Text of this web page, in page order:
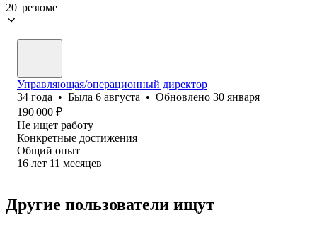
20 резюме
Управляющая/операционный директор
34 года • Была 6 августа • Обновлено 30 января
190 000 ₽
Не ищет работу
Конкретные достижения
Общий опыт
16 лет 11 месяцев
Другие пользователи ищут